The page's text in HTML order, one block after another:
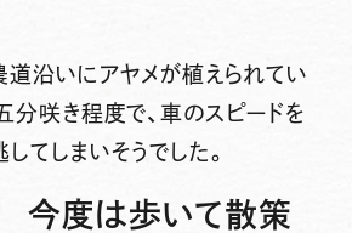
道沿いにアヤメが植えられてい
分咲き程度で、車のスピードを
てしまいそうでした。
今度は歩いて散策